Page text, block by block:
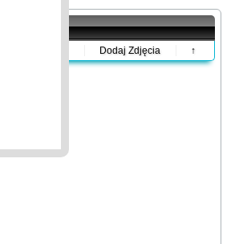
Dodaj Zdjęcia ↑